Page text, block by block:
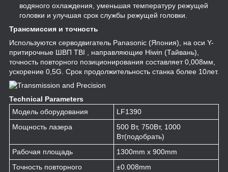
водяного охлаждения, уменьшая температуру режущей
головки и улучшая срок службы режущей головки.
Трансмиссия и точность
Используются серводвигатель Panasonic (Япония), на оси Y-
притирочные ШВП TBI , направляющие Hiwin (Тайвань),
точность повторного позиционирования составляет 0,008мм,
ускорение 0,5G. Срок продолжительность станка более 10лет.
Technical Parameters
Модель оборудования
LF1390
Мощность лазера
500 Вт, 750Вт, 1000
Вт(подобрать)
Рабочая площадь
1300mm x 900mm
Точность повторного
±0.008mm